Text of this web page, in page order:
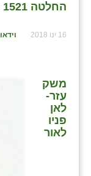
החלטה 1521 - משקי עזר/ עו"ד חגי שבתאי
16 ינו 2018 וידאו
משק
עזר-
לאן
פניו
לאור